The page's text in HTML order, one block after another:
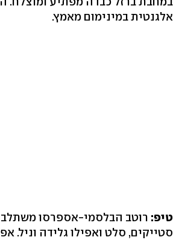
אלגנטית במינימום מאמץ.
טיפ: רוטב הבלסמי-אספרסו
סטייקים, סלט ואפילו גלידה וניל.